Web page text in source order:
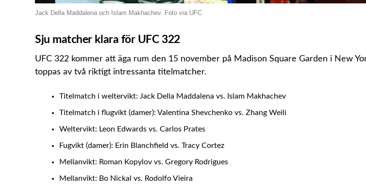
Jack Della Maddalena och Islam Makhachev. Foto via UFC
Sju matcher klara för UFC 322
UFC 322 kommer att äga rum den 15 november på Madison Square Garden i New
toppas av två riktigt intressanta titelmatcher.
Titelmatch i weltervikt: Jack Della Maddalena vs. Islam Makhachev
Titelmatch i flugvikt (damer): Valentina Shevchenko vs. Zhang Weili
Weltervikt: Leon Edwards vs. Carlos Prates
Fugvikt (damer): Erin Blanchfield vs. Tracy Cortez
Mellanvikt: Roman Kopylov vs. Gregory Rodrigues
Mellanvikt: Bo Nickal vs. Rodolfo Vieira